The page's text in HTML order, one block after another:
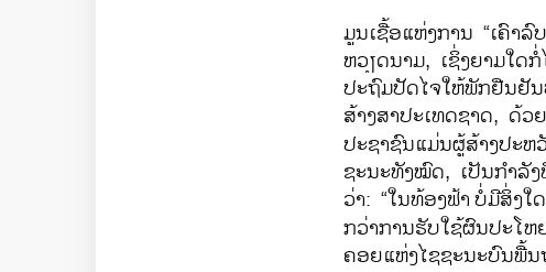
ມູນເຊື້ອແຫ່ງການ “​ເຄົາ
ຫວຽດນາມ, ເຊິ່ງຍາມໃ
ປະຖົມປັດໄຈໃຫ້​ພັກ​ຢືນຢັ
ສ້າງສາ​ປະ​ເທດ​ຊາດ, ດ້
ປະຊາຊົນແມ່ນຜູ້ສ້າງປະຫ
ຊະນະທັງໝົດ, ເປັນກໍາລັ
ວ່າ: “​ໃນ​ທ້ອງຟ້າບໍ່​ມີ​ສິ່ງໃ
ກວ່າ​ການ​ຮັບ​ໃຊ້​ຜົນ​ປະ​ໂຫ
ຄອຍແຫ່ງ​ໄຊ​ຊະ​ນະ​ບົນ​ພື້ນ​